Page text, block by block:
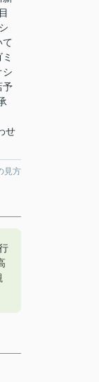
て
シ
予
せ
見方